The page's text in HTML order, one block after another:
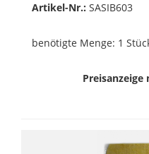
Artikel-Nr.: SASIB603
benötigte Menge: 1